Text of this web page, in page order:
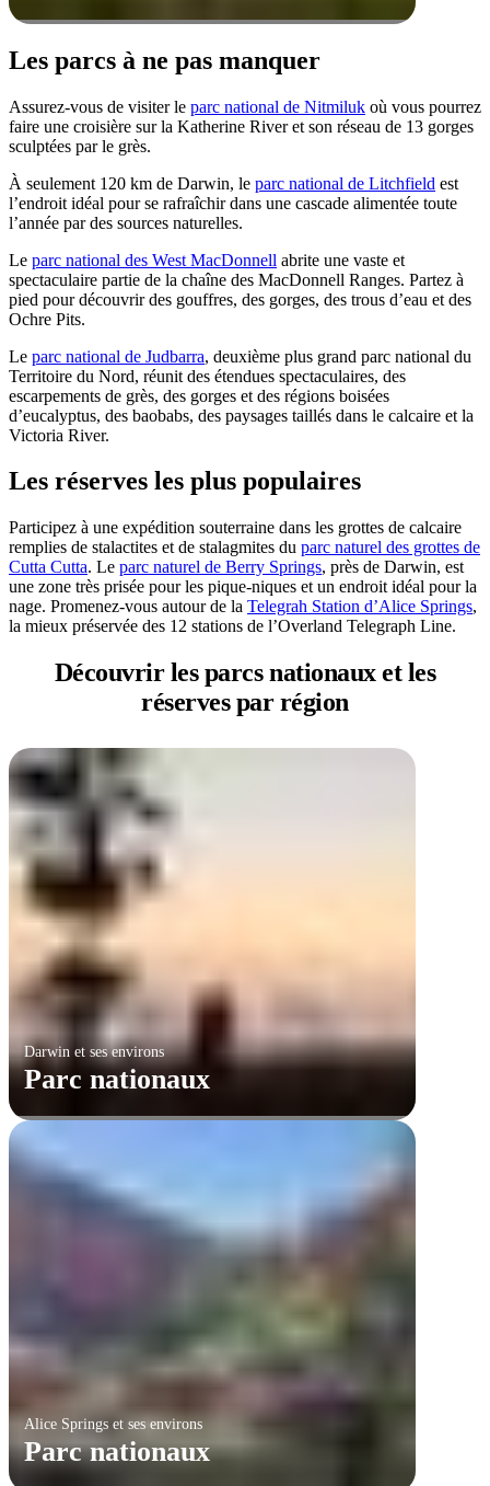
Les parcs à ne pas manquer
Assurez-vous de visiter le parc national de Nitmiluk où vous pourrez
faire une croisière sur la Katherine River et son réseau de 13 gorges
sculptées par le grès.
À seulement 120 km de Darwin, le parc national de Litchfield est
l’endroit idéal pour se rafraîchir dans une cascade alimentée toute
l’année par des sources naturelles.
Le parc national des West MacDonnell abrite une vaste et
spectaculaire partie de la chaîne des MacDonnell Ranges. Partez à
pied pour découvrir des gouffres, des gorges, des trous d’eau et des
Ochre Pits.
Le parc national de Judbarra, deuxième plus grand parc national du
Territoire du Nord, réunit des étendues spectaculaires, des
escarpements de grès, des gorges et des régions boisées
d’eucalyptus, des baobabs, des paysages taillés dans le calcaire et la
Victoria River.
Les réserves les plus populaires
Participez à une expédition souterraine dans les grottes de calcaire
remplies de stalactites et de stalagmites du parc naturel des grottes de
Cutta Cutta. Le parc naturel de Berry Springs, près de Darwin, est
une zone très prisée pour les pique-niques et un endroit idéal pour la
nage. Promenez-vous autour de la Telegrah Station d’Alice Springs,
la mieux préservée des 12 stations de l’Overland Telegraph Line.
Découvrir les parcs nationauxet les
réserves par région
Darwin et ses environs
Parc nationaux
Alice Springs et ses environs
Parc nationaux